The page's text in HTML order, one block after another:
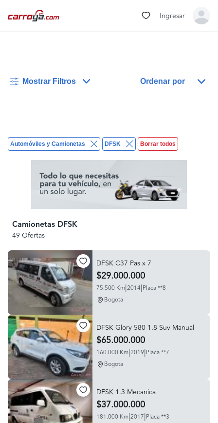
Ingresar
Mostrar Filtros Ordenar por
Automóviles y Camionetas DFSK Borrar todos
Camionetas DFSK
49 Ofertas
DFSK C37 Pas x 7
$29.000.000
75.500 Km|2014|Placa **8
Bogota
DFSK Glory 580 1.8 Suv Manual
$65.000.000
160.000 Km|2019|Placa **7
Bogota
DFSK 1.3 Mecanica
$37.000.000
181.000 Km|2017|Placa **3